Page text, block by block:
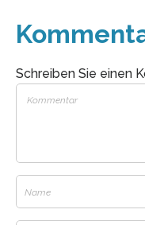
Schreiben Sie einen